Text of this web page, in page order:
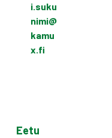
i.suku
nimi@
kamu
x.fi
Eetu